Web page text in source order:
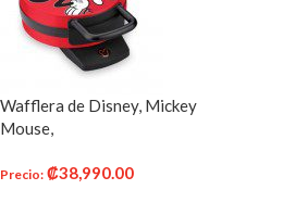
Wafflera de Disney, Mickey
Mouse,
Precio: ₡38,990.00